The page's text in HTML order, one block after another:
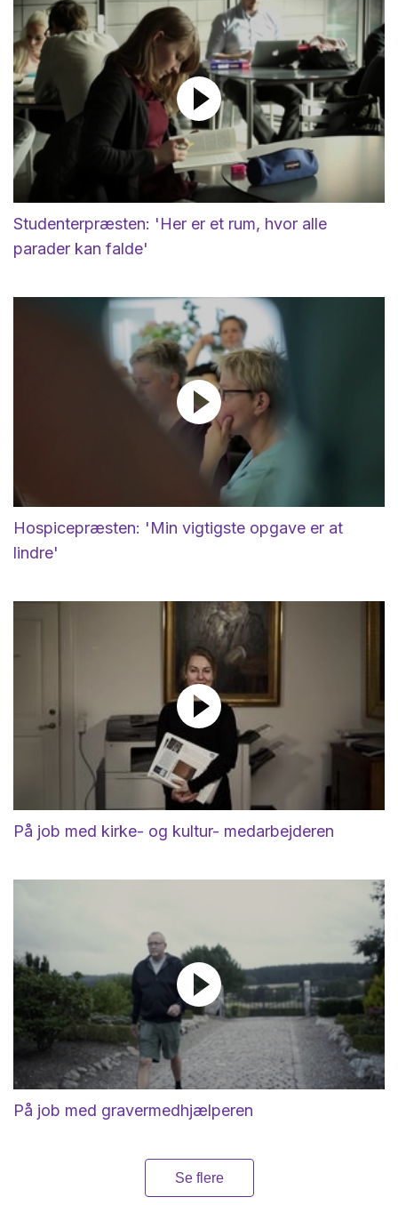
Studenterpræsten: 'Her er et rum, hvor alle
parader kan falde'
Hospicepræsten: 'Min vigtigste opgave er at
lindre'
På job med kirke- og kultur- medarbejderen
På job med gravermedhjælperen
Se flere